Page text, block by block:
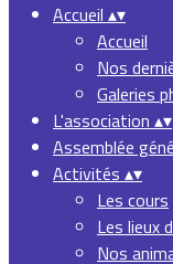
Accueil ▴▾
Accueil
Nos
Galeries
L'association ▴▾
Assemblée
Activités ▴▾
Les cours
Les lieux
Nos